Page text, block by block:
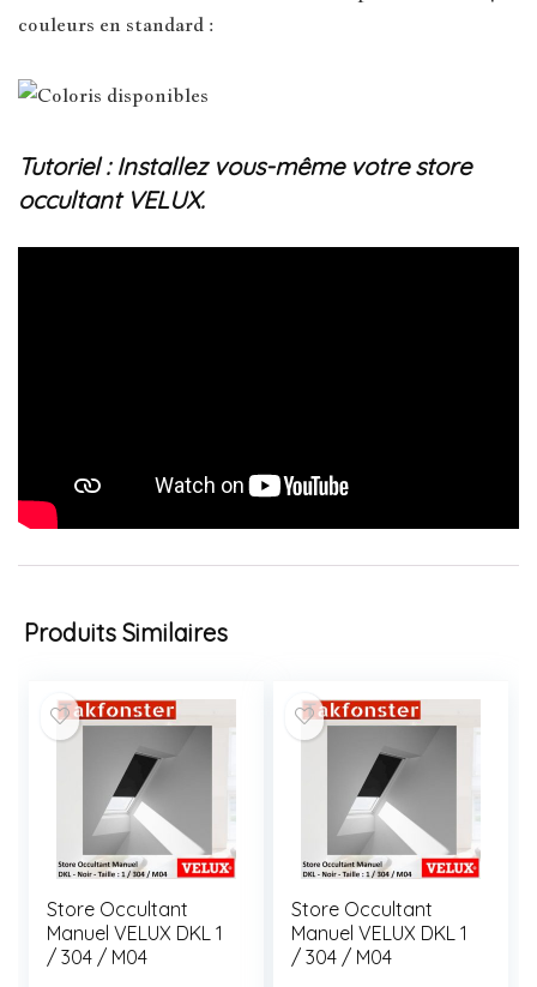
couleurs en standard :
Tutoriel : Installez vous-même votre store
occultant VELUX.
Produits Similaires
Store Occultant
Manuel VELUX DKL 1
/ 304 / M04
Store Occultant
Manuel VELUX DKL 1
/ 304 / M04